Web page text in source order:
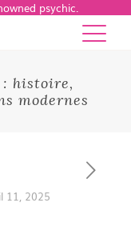
psychic.
histoire,
modernes
11, 2025